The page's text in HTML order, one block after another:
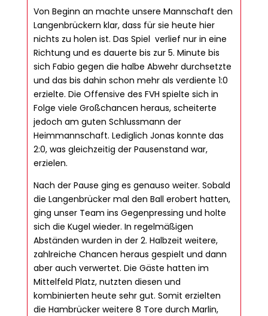
Von Beginn an machte unsere Mannschaft den
Langenbrückern klar, dass für sie heute hier
nichts zu holen ist. Das Spiel verlief nur in eine
Richtung und es dauerte bis zur 5. Minute bis
sich Fabio gegen die halbe Abwehr durchsetzte
und das bis dahin schon mehr als verdiente 1:0
erzielte. Die Offensive des FVH spielte sich in
Folge viele Großchancen heraus, scheiterte
jedoch am guten Schlussmann der
Heimmannschaft. Lediglich Jonas konnte das
2:0, was gleichzeitig der Pausenstand war,
erzielen.
Nach der Pause ging es genauso weiter. Sobald
die Langenbrücker mal den Ball erobert hatten,
ging unser Team ins Gegenpressing und holte
sich die Kugel wieder. In regelmäßigen
Abständen wurden in der 2. Halbzeit weitere,
zahlreiche Chancen heraus gespielt und dann
aber auch verwertet. Die Gäste hatten im
Mittelfeld Platz, nutzten diesen und
kombinierten heute sehr gut. Somit erzielten
die Hambrücker weitere 8 Tore durch Marlin,